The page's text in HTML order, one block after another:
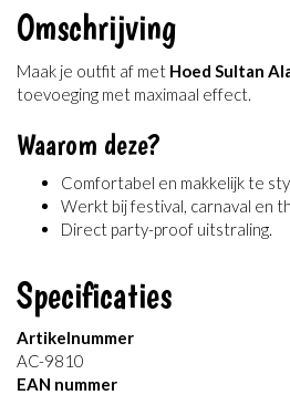
Omschrijving
Maak je outfit af met Hoed Sultan
toevoeging met maximaal effect.
Waarom deze?
Comfortabel en makkelijk te
Werkt bij festival, carnaval en
Direct party-proof uitstraling.
Specificaties
Artikelnummer
AC-9810
EAN nummer